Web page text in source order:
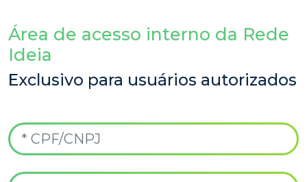
Área de acesso interno da Rede
Ideia
Exclusivo para usuários autorizados